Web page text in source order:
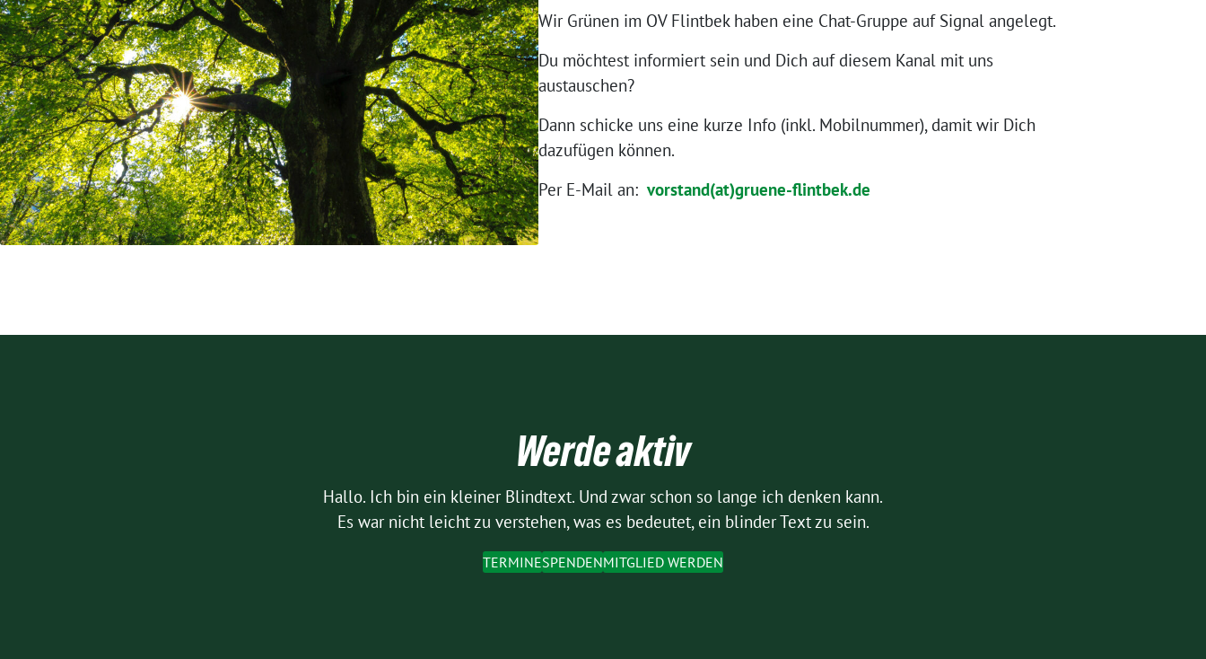
Wir Grünen im OV Flintbek haben eine Chat-Gruppe auf Signal angelegt.
Du möchtest informiert sein und Dich auf diesem Kanal mit uns
austauschen?
Dann schicke uns eine kurze Info (inkl. Mobilnummer), damit wir Dich
dazufügen können.
Per E-Mail an: vorstand(at)gruene-flintbek.de
Werde aktiv
Hallo. Ich bin ein kleiner Blindtext. Und zwar schon so lange ich denken kann.
Es war nicht leicht zu verstehen, was es bedeutet, ein blinder Text zu sein.
TERMINESPENDENMITGLIED WERDEN